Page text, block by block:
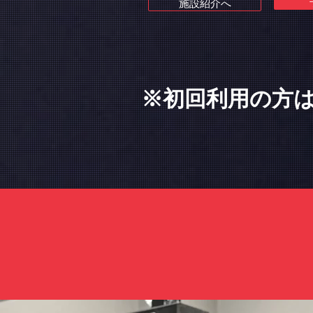
施設紹介へ
※初回利用の方